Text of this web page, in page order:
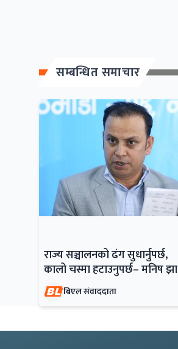
सम्बन्धित समाचार
राज्य सञ्चालनको ढंग सुधार्नुपर्छ,
कालो चस्मा हटाउनुपर्छ– मनिष झा
बिएल संवाददाता